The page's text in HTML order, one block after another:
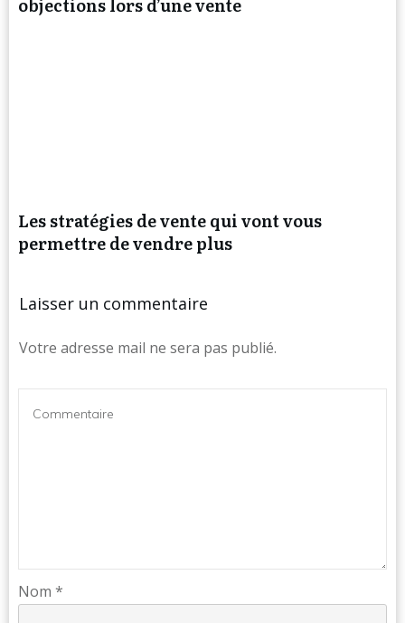
objections lors d’une vente
Les stratégies de vente qui vont vous
permettre de vendre plus
Laisser un commentaire
Votre adresse mail ne sera pas publié.
Nom *